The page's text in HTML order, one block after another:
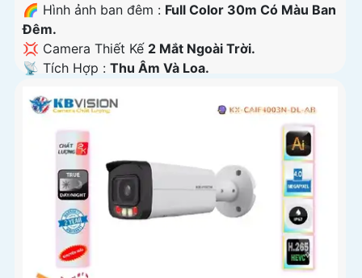
🌈 Hình ảnh ban đêm : Full Color 30m Có Màu Ban
Ðêm.
💢 Camera Thiết Kế 2 Mắt Ngoài Trời.
️📡 Tích Hợp : Thu Âm Và Loa.